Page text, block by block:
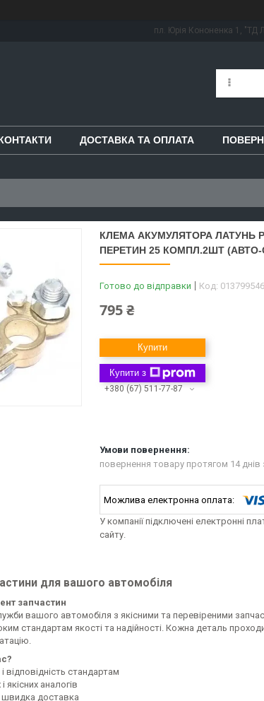
пл. Юрія Кононенка 1, "ТД
ДОСТАВКА ТА ОПЛАТА
КЛЕМА АКУМУЛЯТОРА ЛАТУНЬ
ПЕРЕТИН 25 КОМПЛ.2ШТ (АВТО-
Готово до відправки Код:
795 ₴
Купити
Купити з
+380 (67) 511-77-87
повернення товару протягом 14 днів
У компанії підключені електронні
сайту.
для вашого автомобіля
запчастин
вашого автомобіля з якісними та перевіреними
стандартам якості та надійності. Кожна деталь
відповідність стандартам
якісних аналогів
швидка доставка